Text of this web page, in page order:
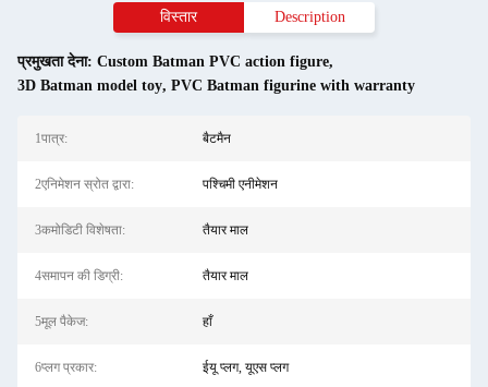
विस्तार Description
प्रमुखता देना: Custom Batman PVC action figure,
3D Batman model toy, PVC Batman figurine with warranty
1पात्र: बैटमैन
2एनिमेशन स्रोत द्वारा: पश्चिमी एनीमेशन
3कमोडिटी विशेषता: तैयार माल
4समापन की डिग्री: तैयार माल
5मूल पैकेज: हाँ
6प्लग प्रकार: ईयू प्लग, यूएस प्लग